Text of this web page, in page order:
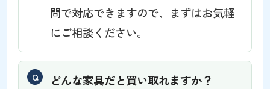
問で対応できますので、まずはお気軽
にご相談ください。
どんな家具だと買い取れますか？